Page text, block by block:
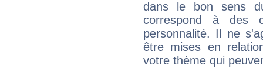
dans le bon sens
correspond à des
personnalité. Il ne
être mises en
votre thème qui